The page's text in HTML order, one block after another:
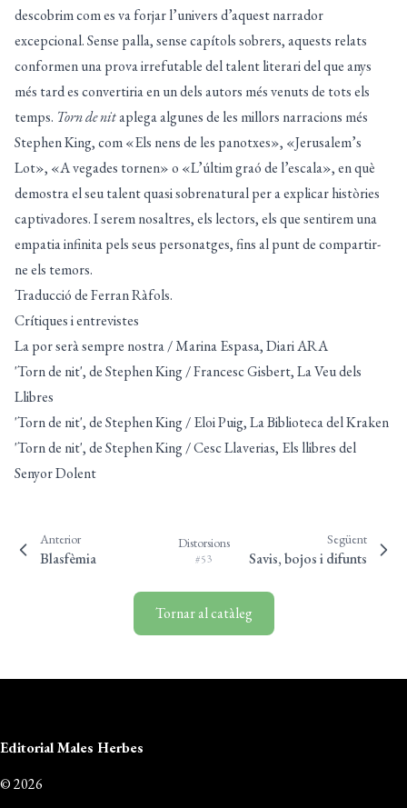
descobrim com es va forjar l’univers d’aquest narrador
excepcional. Sense palla, sense capítols sobrers, aquests relats
conformen una prova irrefutable del talent literari del que anys
més tard es convertiria en un dels autors més venuts de tots els
temps. Torn de nitaplega algunes de les millors narracions més
Stephen King, com «Els nens de les panotxes», «Jerusalem’s
Lot», «A vegades tornen» o «L’últim graó de l’escala», en què
demostra el seu talent quasi sobrenatural per a explicar històries
captivadores. I serem nosaltres, els lectors, els que sentirem una
empatia infinita pels seus personatges, fins al punt de compartir-
ne els temors.
Traducció de Ferran Ràfols.
Crítiques i entrevistes
La por serà sempre nostra/ Marina Espasa, Diari ARA
'Torn de nit', de Stephen King/ Francesc Gisbert, La Veu dels
Llibres
'Torn de nit', de Stephen King/ Eloi Puig, La Biblioteca del Kraken
'Torn de nit', de Stephen King/ Cesc Llaverias, Els llibres del
Senyor Dolent
Anterior
Blasfèmia
Distorsions
#53
Següent
Savis, bojos i difunts
Tornar al catàleg
Editorial Males Herbes
© 2026